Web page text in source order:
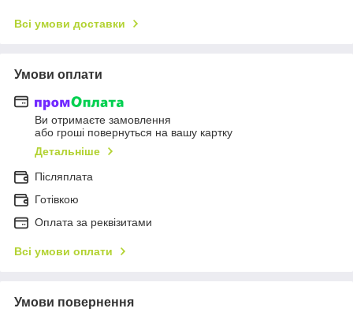
Всі умови доставки
Умови оплати
Ви отримаєте замовлення
або гроші повернуться на вашу картку
Детальніше
Післяплата
Готівкою
Оплата за реквізитами
Всі умови оплати
Умови повернення